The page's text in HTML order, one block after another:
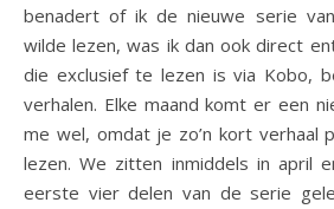
benadert of ik de nieuwe serie
wilde lezen, was ik dan ook direct
die exclusief te lezen is via Kobo,
verhalen. Elke maand komt er een
me wel, omdat je zo’n kort verhaal
lezen. We zitten inmiddels in april
eerste vier delen van de serie